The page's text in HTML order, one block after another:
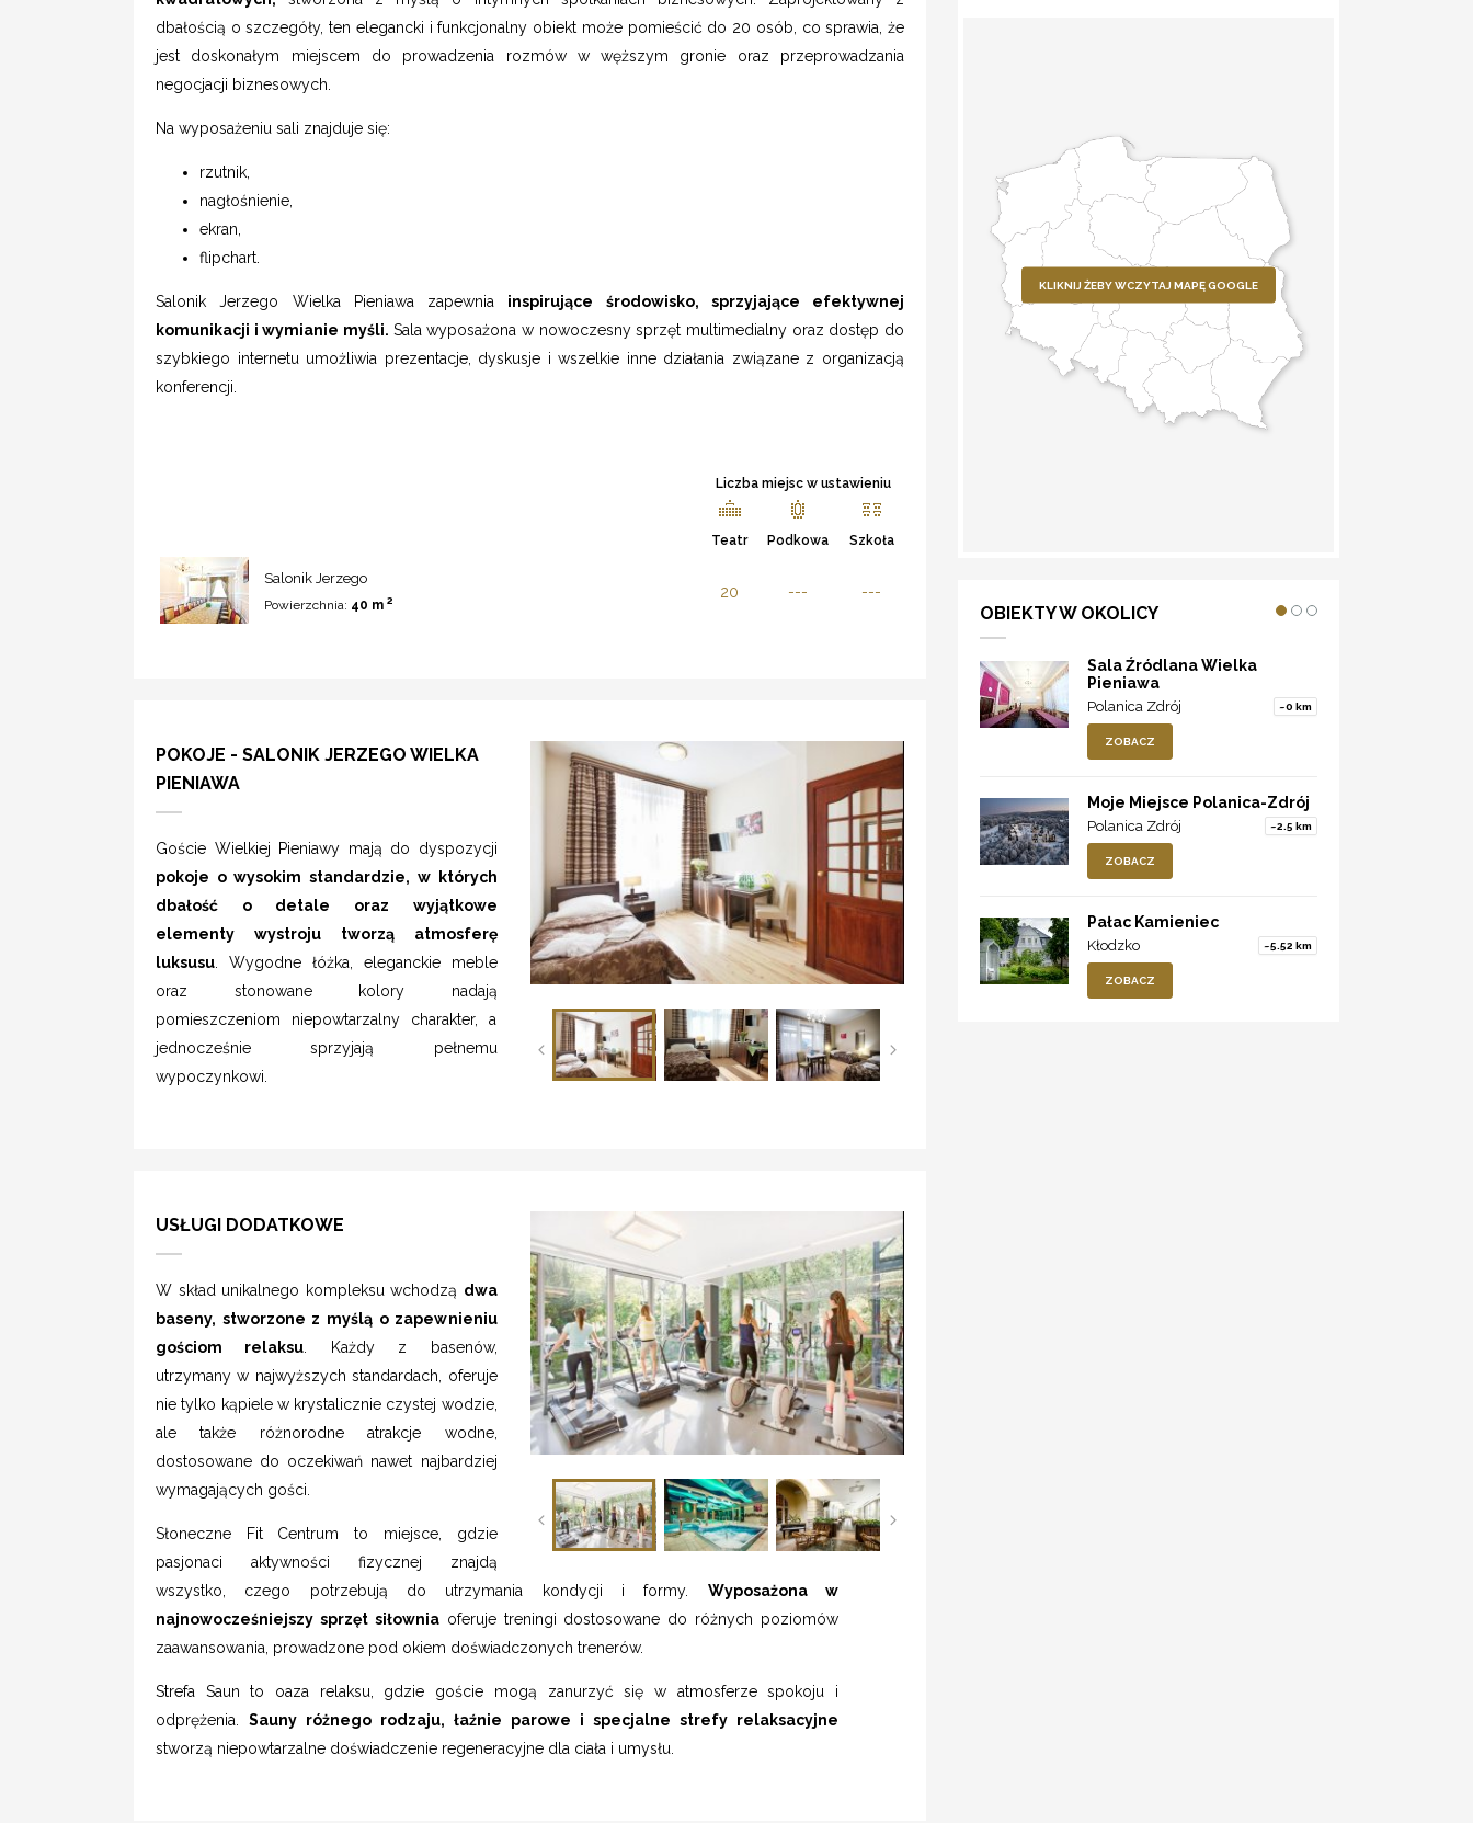
dbałością o szczegóły, ten elegancki i funkcjonalny obiekt może pomieścić do 20 osób, co sprawia, że
jest doskonałym miejscem do prowadzenia rozmów w węższym gronie oraz przeprowadzania
negocjacji biznesowych.
Na wyposażeniu sali znajduje się:
rzutnik,
nagłośnienie,
ekran,
flipchart.
Salonik Jerzego Wielka Pieniawa zapewnia inspirujące środowisko, sprzyjające efektywnej
komunikacji i wymianie myśli. Sala wyposażona w nowoczesny sprzęt multimedialny oraz dostęp do
szybkiego internetu umożliwia prezentacje, dyskusje i wszelkie inne działania związane z organizacją
konferencji.
Liczba miejsc w ustawieniu
Teatr Podkowa Szkoła
Salonik Jerzego
Powierzchnia: 40 m 2 20 --- ---
POKOJE - SALONIK JERZEGO WIELKA
PIENIAWA
Goście Wielkiej Pieniawy mają do dyspozycji
pokoje o wysokim standardzie, w których
dbałość o detale oraz wyjątkowe
elementy wystroju tworzą atmosferę
luksusu . Wygodne łóżka, eleganckie meble
oraz stonowane kolory nadają
pomieszczeniom niepowtarzalny charakter, a
jednocześnie sprzyjają pełnemu
wypoczynkowi.
USŁUGI DODATKOWE
W skład unikalnego kompleksu wchodzą dwa
baseny, stworzone z myślą o zapewnieniu
gościom relaksu . Każdy z basenów,
utrzymany w najwyższych standardach, oferuje
nie tylko kąpiele w krystalicznie czystej wodzie,
ale także różnorodne atrakcje wodne,
dostosowane do oczekiwań nawet najbardziej
wymagających gości.
Słoneczne Fit Centrum to miejsce, gdzie
pasjonaci aktywności fizycznej znajdą
wszystko, czego potrzebują do utrzymania kondycji i formy. Wyposażona w
najnowocześniejszy sprzęt siłowniaoferuje treningi dostosowane do różnych poziomów
zaawansowania, prowadzone pod okiem doświadczonych trenerów.
Strefa Saun to oaza relaksu, gdzie goście mogą zanurzyć się w atmosferze spokoju i
odprężenia. Sauny różnego rodzaju, łaźnie parowe i specjalne strefy relaksacyjne
stworzą niepowtarzalne doświadczenie regeneracyjne dla ciała i umysłu.
KLIKNIJ ŻEBY WCZYTAJ MAPĘ GOOGLE
OBIEKTY W OKOLICY
Sala Źródlana Wielka
Pieniawa
Polanica Zdrój ~0 km
ZOBACZ
Moje Miejsce Polanica-Zdrój
Polanica Zdrój ~2.5 km
ZOBACZ
Pałac Kamieniec
Kłodzko ~5.52 km
ZOBACZ